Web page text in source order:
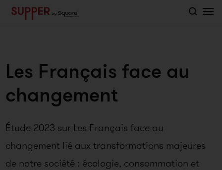
Les Français face au
changement
Étude 2023 sur Les Français face au
changement lié aux transformations majeures
de notre société : écologie, consommation et